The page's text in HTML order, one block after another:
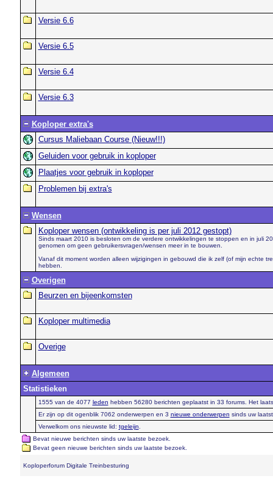
Versie 6.6
Versie 6.5
Versie 6.4
Versie 6.3
Koploper extra's
Cursus Maliebaan Course (Nieuw!!!)
Geluiden voor gebruik in koploper
Plaatjes voor gebruik in koploper
Problemen bij extra's
Wensen
Koploper wensen (ontwikkeling is per juli 2012 gestopt)
Sinds maart 2010 is besloten om de verdere ontwikkelingen te stoppen en in juli
genomen om geen gebruikersvragen/wensen meer in te bouwen.
Vanaf dit moment worden alleen wijzigingen in gebouwd die ik zelf (of mijn echte
hebben.
Overigen
Beurzen en bijeenkomsten
Koploper multimedia
Overige
Algemeen
Statistieken
1555 van de 4077 leden hebben 56280 berichten geplaatst in 33 forums. Het
Er zijn op dit ogenblik 7062 onderwerpen en 3 nieuwe onderwerpen sinds uw
Verwelkom ons nieuwste lid: tgeleijn
Bevat nieuwe berichten sinds uw laatste bezoek.
Bevat geen nieuwe berichten sinds uw laatste bezoek.
Koploperforum Digitale Treinbesturing